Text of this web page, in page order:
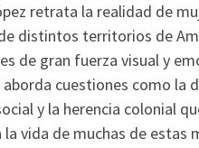
retrata la realidad de
distintos territorios de
de gran fuerza visual y
cuestiones como la
y la herencia colonial
vida de muchas de estas